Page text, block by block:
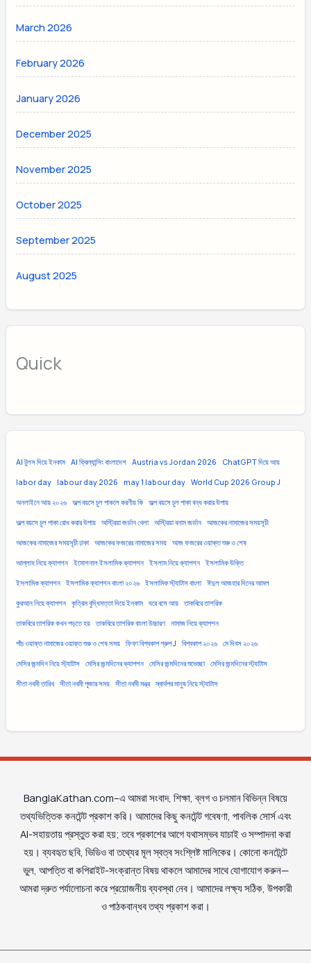
March 2026
February 2026
January 2026
December 2025
November 2025
October 2025
September 2025
August 2025
Quick
AI টুলস দিয়ে ইনকাম AI ফ্রিল্যান্সিং বাংলাদেশ Austria vs Jordan 2026 ChatGPT দিয়ে আয়
labor day labour day 2026 may 1 labour day World Cup 2026 Group J
অনলাইনে আয় ২০২৬ অল্প বয়সে চুল পাকলে করণীয় কি অল্প বয়সে চুল পাকা বন্ধ করার উপায়
অল্প বয়সে চুল পাকা রোধ করার উপায় অস্ট্রিয়া জর্ডান খেলা অস্ট্রিয়া বনাম জর্ডান আজকের নামাজের সময়সূচী
আজকের নামাজের সময়সূচী ঢাকা আজকের ফজরের নামাজের সময় আজ ফজরের ওয়াক্ত শুরু ও শেষ
আল্লাহ নিয়ে ক্যাপশন ইমোশনাল ইসলামিক ক্যাপশন ইসলাম নিয়ে ক্যাপশন ইসলামিক উক্তি
ইসলামিক ক্যাপশন ইসলামিক ক্যাপশন বাংলা ২০২৬ ইসলামিক স্ট্যাটাস বাংলা ঈদুল আজহার দিনের আমল
কুরআন নিয়ে ক্যাপশন কৃত্রিম বুদ্ধিমত্তা দিয়ে ইনকাম ঘরে বসে আয় তাকবিরে তাশরিক
তাকবিরে তাশরিক কখন পড়তে হয় তাকবিরে তাশরিক বাংলা উচ্চারণ নামাজ নিয়ে ক্যাপশন
পাঁচ ওয়াক্ত নামাজের ওয়াক্ত শুরু ও শেষ সময় ফিফা বিশ্বকাপ গ্রুপ J বিশ্বকাপ ২০২৬ মে দিবস ২০২৬
মেসির জন্মদিন নিয়ে স্ট্যাটাস মেসির জন্মদিনের ক্যাপশন মেসির জন্মদিনের শুভেচ্ছা মেসির জন্মদিনের স্ট্যাটাস
সীতা নবমী তারিখ সীতা নবমী পূজার সময় সীতা নবমী মন্ত্র স্বার্থপর মানুষ নিয়ে স্ট্যাটাস
BanglaKathan.com–এ আমরা সংবাদ, শিক্ষা, ব্লগ ও চলমান বিভিন্ন বিষয়ে
তথ্যভিত্তিক কনটেন্ট প্রকাশ করি। আমাদের কিছু কনটেন্ট গবেষণা, পাবলিক সোর্স এবং
AI-সহায়তায় প্রস্তুত করা হয়; তবে প্রকাশের আগে যথাসম্ভব যাচাই ও সম্পাদনা করা
হয়। ব্যবহৃত ছবি, ভিডিও বা তথ্যের মূল স্বত্ব সংশ্লিষ্ট মালিকের। কোনো কনটেন্টে
ভুল, আপত্তি বা কপিরাইট-সংক্রান্ত বিষয় থাকলে আমাদের সাথে যোগাযোগ করুন—
আমরা দ্রুত পর্যালোচনা করে প্রয়োজনীয় ব্যবস্থা নেব। আমাদের লক্ষ্য সঠিক, উপকারী
ও পাঠকবান্ধব তথ্য প্রকাশ করা।